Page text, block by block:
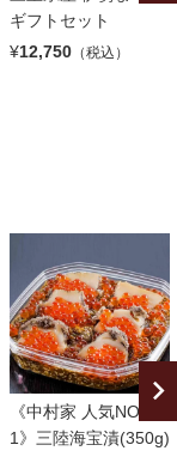
ギフトセット
¥12,750 （税込）
《中村家 人気NO.
1》三陸海宝漬(350g)